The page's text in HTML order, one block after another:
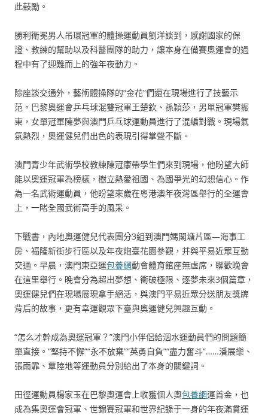
此鼓勵。
勝利衛冕男人吊環冠軍的體操運動員劉洋談到，感謝國家的保
證、教練的幫助以及科醫團隊的助力，讓本身在備賽奧運會的過
程中有了迎難而上的強年夜動力。
除座談交通外，藝術體操隊的“金花”們還在現場進行了技藝示
范。巴黎奧運會乒乓球混雙冠軍王楚欽、孫穎莎，男單冠軍樊振
東，女單冠軍陳夢與澳門乒乓球運動員進行了混編對戰。現場氣
氛熱烈，奧運健兒們出色的表現引得掌聲不斷。
澳門青少年武術學校教練陳冠康帶學生們來到現場，他盼望大師
能以奧運冠軍為榜樣，樹立熱愛祖國、為國爭光的幻想信心。作
為一名武術運動員，他盼望來歲在粵港澳年夜灣區舉行的全運會
上，一睹全國武術高手的風采。
下戰書，內地奧運健兒代表團分3組到澳門媽閣塘片區—海事工
房、福隆新街步行區以及年夜炮臺花園參觀，并與平易近眾互動
交通。早晨，澳門東亞運包養網動會體育館座無虛席，聯歡晚會
在這里舉行。晚會分為超出夢想、衝破極限、逐夢未來3個篇章，
奧運健兒們在現場展現拿手絕活，與澳門平易近眾分送朋友獎牌
背后的故事，更有幸運觀眾下臺與奧運健兒興趣互動。
“怎么才幹成為奧運冠軍？”澳門小伴侶給泅水運動員們的問題簡
單直接。“堅持不懈”“永不放棄”“英勇自負”“盡力奮斗”……潘展樂、
張雨霏、覃陸地等運動員分別給出了本身的關鍵詞。
田徑運動員楊家玉在巴黎奧運會上收獲個人奧包養網運首金，也
成為集奧運會冠軍、世錦賽冠軍和世界紀錄于一身的年夜滿貫運